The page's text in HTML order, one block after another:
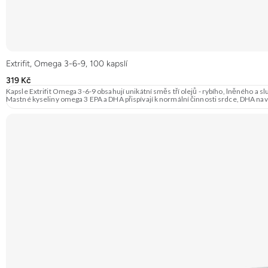
Extrifit, Omega 3-6-9, 100 kapslí
319 Kč
Kapsle Extrifit Omega 3-6-9 obsahují unikátní směs tří olejů - rybího, lněného a
Mastné kyseliny omega 3 EPA a DHA přispívají k normální činnosti srdce, DHA navíc k